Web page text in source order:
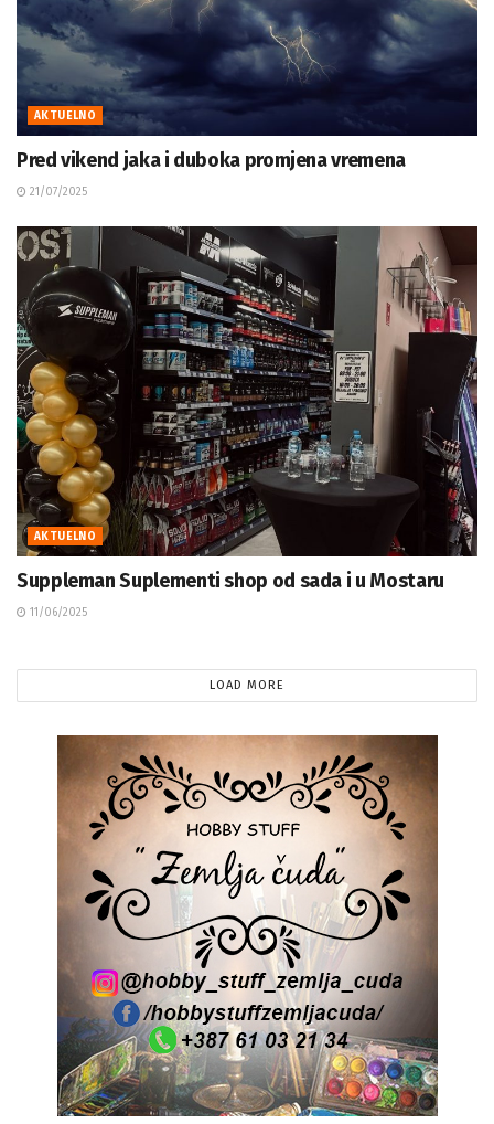
AKTUELNO
Pred vikend jaka i duboka promjena vremena
21/07/2025
AKTUELNO
Suppleman Suplementi shop od sada i u Mostaru
11/06/2025
LOAD MORE